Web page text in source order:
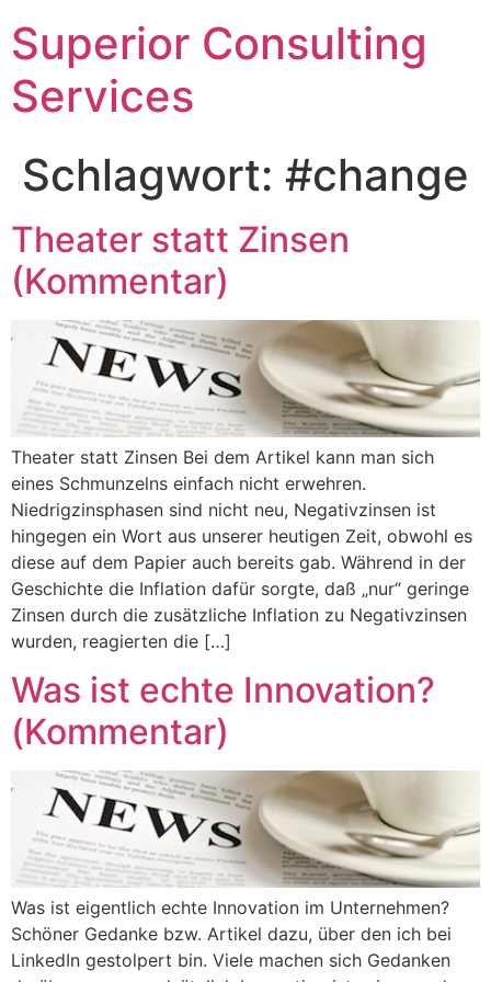
Superior Consulting
Services
Schlagwort: #change
Theater statt Zinsen
(Kommentar)
Theater statt Zinsen Bei dem Artikel kann man sich
eines Schmunzelns einfach nicht erwehren.
Niedrigzinsphasen sind nicht neu, Negativzinsen ist
hingegen ein Wort aus unserer heutigen Zeit, obwohl es
diese auf dem Papier auch bereits gab. Während in der
Geschichte die Inflation dafür sorgte, daß „nur“ geringe
Zinsen durch die zusätzliche Inflation zu Negativzinsen
wurden, reagierten die […]
Was ist echte Innovation?
(Kommentar)
Was ist eigentlich echte Innovation im Unternehmen?
Schöner Gedanke bzw. Artikel dazu, über den ich bei
LinkedIn gestolpert bin. Viele machen sich Gedanken